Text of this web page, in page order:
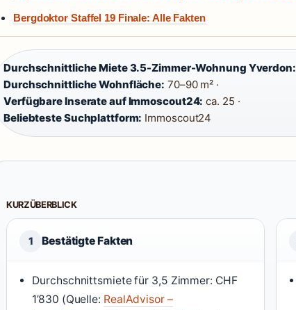
Bergdoktor Staffel 19 Finale: Alle Fakten
Durchschnittliche Miete 3.5-Zimmer-Wohnung Yverdon:
Durchschnittliche Wohnfläche: 70–90 m² ·
Verfügbare Inserate auf Immoscout24: ca. 25 ·
Beliebteste Suchplattform: Immoscout24
KURZÜBERBLICK
1 Bestätigte Fakten
Durchschnittsmiete für 3,5 Zimmer: CHF
1’830 (Quelle: RealAdvisor –